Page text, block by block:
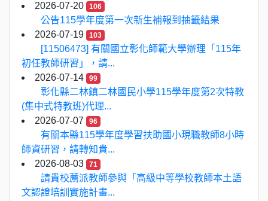
2026-07-20
106
公告115學年度第一次新生補報到抽籤結果
2026-07-19
103
[11506473] 有關國立彰化師範大學辦理「115年
初任教師研習」，請...
2026-07-14
99
彰化縣二林鎮二林國民小學115學年度第2次特教
(集中式特教班)代理...
2026-07-07
96
有關本縣115學年度學習扶助國小現職教師8小時
師資研習，請轉知貴...
2026-08-03
71
請貴校薦派教師參與「高級中等學校教師本土語
文認證培訓實施計畫...